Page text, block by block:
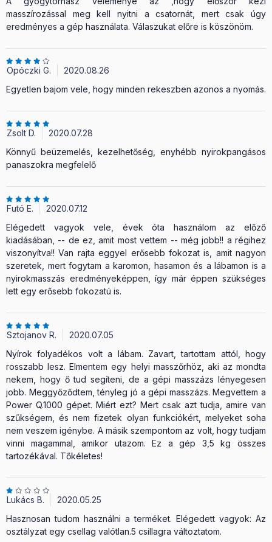
masszírozással meg kell nyitni a csatornát, mert csak úgy
eredményes a gép használata. Válaszukat előre is köszönöm.
Opóczki G.
2020.08.26
Egyetlen bajom vele, hogy minden rekeszben azonos a nyomás.
Zsolt D.
2020.07.28
Könnyű beüzemelés, kezelhetőség, enyhébb nyirokpangásos
panaszokra megfelelő
Futó E.
2020.07.12
Elégedett vagyok vele, évek óta használom az előző
kiadásában, -- de ez, amit most vettem -- még jobb!! a régihez
viszonyítva!! Van rajta eggyel erősebb fokozat is, amit nagyon
szeretek, mert fogytam a karomon, hasamon és a lábamon is a
nyirokmasszás eredményeképpen, így már éppen szükséges
lett egy erősebb fokozatú is.
Sztojanov R.
2020.07.05
Nyírok folyadékos volt a lábam. Zavart, tartottam attól, hogy
rosszabb lesz. Elmentem egy helyi masszőrhöz, aki az mondta
nekem, hogy ő tud segíteni, de a gépi masszázs lényegesen
jobb. Meggyőződtem, tényleg jó a gépi masszázs. Megvettem a
Power Q.1000 gépet. Miért ezt? Mert csak azt tudja, amire van
szűkségem, és nem fizetek olyan funkciókért, melyeket soha
nem veszem igénybe. A másik szempontom az volt, hogy tudjam
vinni magammal, amikor utazom. Ez a gép 3,5 kg összes
tartozékával. Tőkéletes!
Lukács B.
2020.05.25
Hasznosan tudom használni a terméket. Elégedett vagyok: Az
osztályzat egy csellag valótlan.5 csillagra változtatom.